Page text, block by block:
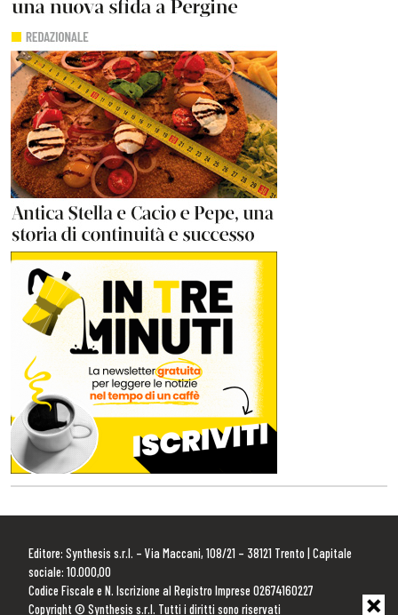
Editore: Synthesis s.r.l. – Via Maccani, 108/21 – 38121 Trento | Capitale
sociale: 10.000,00
Codice Fiscale e N. Iscrizione al Registro Imprese 02674160227
Copyright © Synthesis s.r.l. Tutti i diritti sono riservati